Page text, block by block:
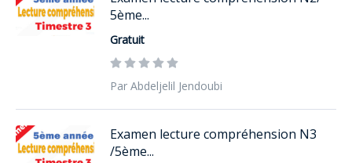
5ème...
Gratuit
Par Abdeljelil Jendoubi
Examen lecture compréhension N3
/5ème...